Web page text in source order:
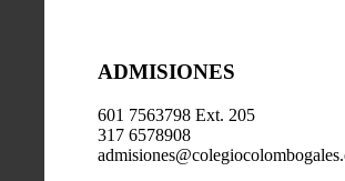
ADMISIONES
601 7563798 Ext. 205
317 6578908